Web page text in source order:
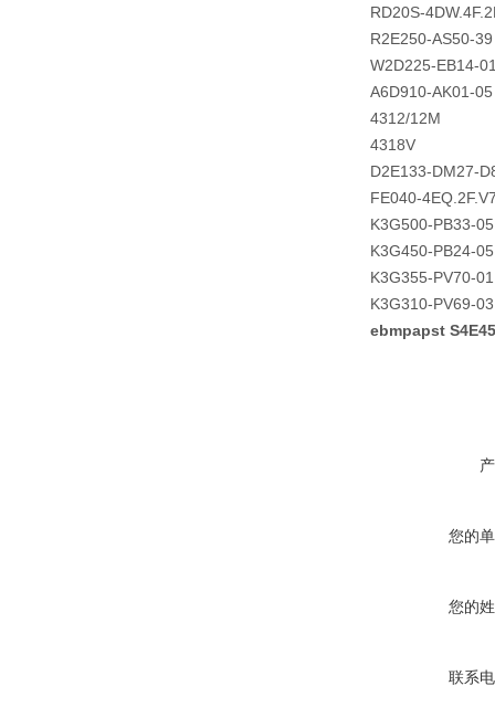
RD20S-
R2E250-AS50-39
W2D225-EB14-
A6D910-AK01-05
4312/12M
4318V
D2E133-DM27-
FE040-
K3G500-PB33-05
K3G450-PB24-05
K3G355-PV70-01
K3G310-PV69-03
ebmpapst
您的
您的
联系